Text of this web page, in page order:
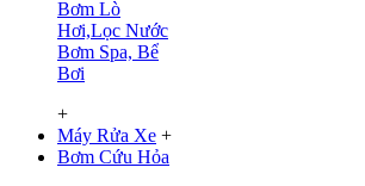
Bơm Lò
Hơi,Lọc Nước
Bơm Spa, Bể
Bơi
+
Máy Rửa Xe +
Bơm Cứu Hỏa